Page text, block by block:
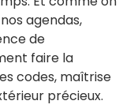
agendas,
de
faire la
codes, maîtrise
précieux.